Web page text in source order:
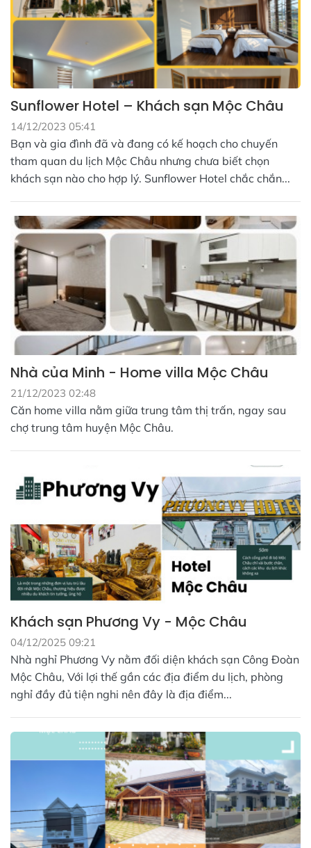
Sunflower Hotel – Khách sạn Mộc Châu
14/12/2023 05:41
Bạn và gia đình đã và đang có kế hoạch cho chuyến
tham quan du lịch Mộc Châu nhưng chưa biết chọn
khách sạn nào cho hợp lý. Sunflower Hotel chắc chắn...
Nhà của Minh - Home villa Mộc Châu
21/12/2023 02:48
Căn home villa nằm giữa trung tâm thị trấn, ngay sau
chợ trung tâm huyện Mộc Châu.
Khách sạn Phương Vy - Mộc Châu
04/12/2025 09:21
Nhà nghỉ Phương Vy nằm đối diện khách sạn Công Đoàn
Mộc Châu, Với lợi thế gần các địa điểm du lịch, phòng
nghỉ đầy đủ tiện nghi nên đây là địa điểm...